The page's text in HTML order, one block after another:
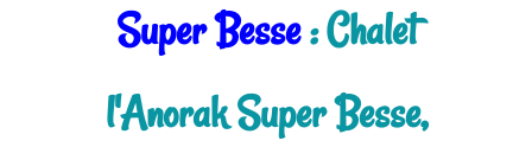
Super Besse: Chalet
l'Anorak Super Besse,